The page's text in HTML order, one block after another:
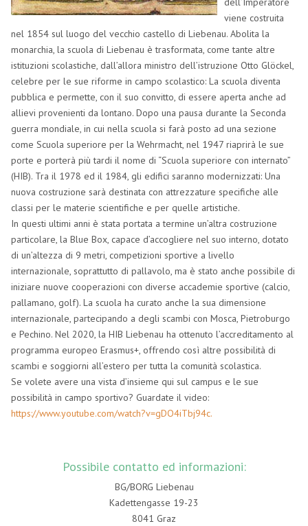
viene costruita
nel 1854 sul luogo del vecchio castello di Liebenau. Abolita la
monarchia, la scuola di Liebenau è trasformata, come tante altre
istituzioni scolastiche, dall’allora ministro dell’istruzione Otto Glöckel,
celebre per le sue riforme in campo scolastico: La scuola diventa
pubblica e permette, con il suo convitto, di essere aperta anche ad
allievi provenienti da lontano. Dopo una pausa durante la Seconda
guerra mondiale, in cui nella scuola si farà posto ad una sezione
come Scuola superiore per la Wehrmacht, nel 1947 riaprirà le sue
porte e porterà più tardi il nome di “Scuola superiore con internato”
(HIB). Tra il 1978 ed il 1984, gli edifici saranno modernizzati: Una
nuova costruzione sarà destinata con attrezzature specifiche alle
classi per le materie scientifiche e per quelle artistiche.
In questi ultimi anni è stata portata a termine un’altra costruzione
particolare, la Blue Box, capace d’accogliere nel suo interno, dotato
di un’altezza di 9 metri, competizioni sportive a livello
internazionale, soprattutto di pallavolo, ma è stato anche possibile di
iniziare nuove cooperazioni con diverse accademie sportive (calcio,
pallamano, golf). La scuola ha curato anche la sua dimensione
internazionale, partecipando a degli scambi con Mosca, Pietroburgo
e Pechino. Nel 2020, la HIB Liebenau ha ottenuto l’accreditamento al
programma europeo Erasmus+, offrendo così altre possibilità di
scambi e soggiorni all’estero per tutta la comunità scolastica.
Se volete avere una vista d’insieme qui sul campus e le sue
possibilità in campo sportivo? Guardate il video:
https://www.youtube.com/watch?v=gDO4iTbj94c.
Possibile contatto ed informazioni:
BG/BORG Liebenau
Kadettengasse 19-23
8041 Graz